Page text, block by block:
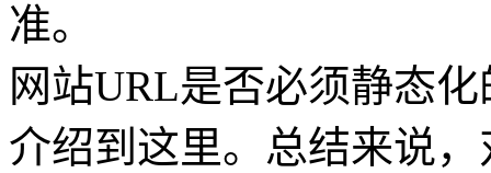
准。
网站URL是否必须静态
介绍到这里。总结来说